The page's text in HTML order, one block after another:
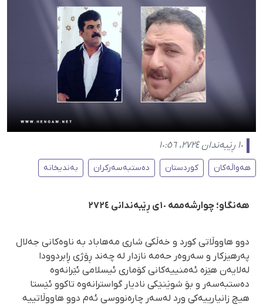
١٠ ڕێبەندان ٢٧٢٤، ١٠:٥٦
هەواڵەکان کوردستان دەستبەسەرکران بەندیخانە
هەنگاو؛ چوارشەممە ١٠ی ڕێبەندانی ٢٧٢٤
دوو هاووڵاتی کورد و خەڵکی شاری مەهاباد بە ناوەکانی جەلال
پەرهیزکار و سەروەر حەمە نازدار لە چەند ڕۆژی ڕابردوودا
لەلایەن هێزە ئەمنییەکانی کۆماری ئیسلامی ئێرانەوە
دەستبەسەر و بۆ شوێنێکی نادیار گواسترانەوە تاکوو ئێستا
هیچ زانیارییەکی ورد لەسەر چارەنووسی ئەم دوو هاووڵاتییە